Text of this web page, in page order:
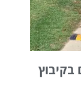
בקיבוץ